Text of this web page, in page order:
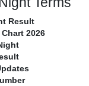
Result
2026